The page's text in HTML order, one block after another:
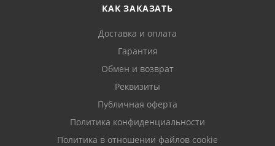
КАК ЗАКАЗАТЬ
Доставка и оплата
Гарантия
Обмен и возврат
Реквизиты
Публичная оферта
Политика конфиденциальности
Политика в отношении файлов cookie